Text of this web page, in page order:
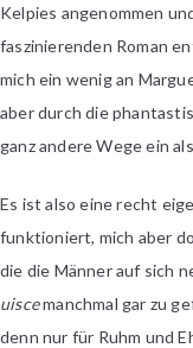
Kelpies angenommen
faszinierenden Roman
mich ein wenig an
aber durch die
ganz andere Wege ein
Es ist also eine recht
funktioniert, mich aber
die die Männer auf sich
uiscemanchmal gar zu
denn nur für Ruhm und